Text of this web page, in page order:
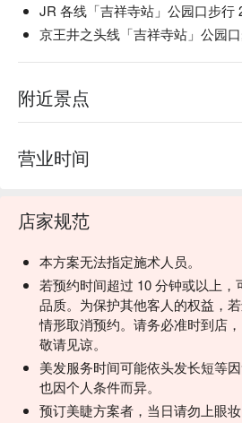
JR 各线「吉祥寺站」公园口步行 2
京王井之头线「吉祥寺站」公园口
附近景点
营业时间
店家规范
本方案无法指定施术人员。
若预约时间超过 10 分钟或以上
品质。为保护其他客人的权益，
情形取消预约。请务必准时到店
敬请见谅。
美发服务时间可能依头发长短等
也因个人条件而异。
预订美睫方案者，当日请勿上眼妆